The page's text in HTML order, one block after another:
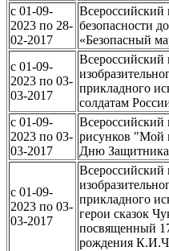
c 01-09-
2023 по 28-
02-2017
Всероссийский
безопасности
«Безопасный
c 01-09-
2023 по 03-
03-2017
Всероссийский
прикладного
солдатам
c 01-09-
2023 по 03-
03-2017
Всероссийский
рисунков "Мой
Дню Защитника
c 01-09-
2023 по 03-
03-2017
Всероссийский
прикладного
герои сказок
посвященный
рождения